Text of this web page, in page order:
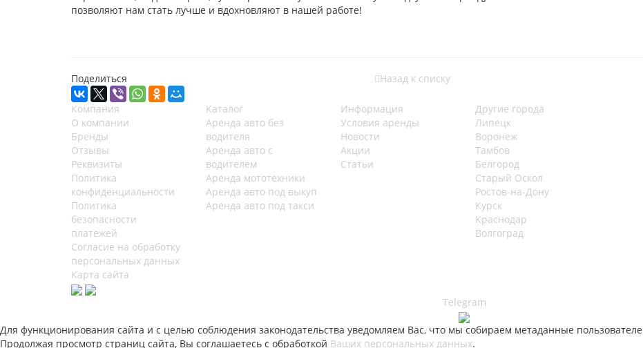
позволяют нам стать лучше и вдохновляют в нашей работе!
Поделиться Назад к списку
Компания
О компании
Бренды
Отзывы
Реквизиты
Политика
конфиденциальности
Политика
безопасности
платежей
Согласие на обработку
персональных данных
Каталог
Аренда авто без
водителя
Аренда авто с
водителем
Аренда мототехники
Аренда авто под выкуп
Аренда авто под такси
Информация
Условия аренды
Новости
Акции
Статьи
Другие города
Липецк
Воронеж
Тамбов
Белгород
Старый Оскол
Ростов-на-Дону
Курск
Краснодар
Волгоград
Карта сайта
Telegram
Для функционирования сайта и с целью соблюдения законодательства уведомляем Вас, что мы собираем метаданные
Продолжая просмотр страниц сайта, Вы соглашаетесь с обработкой Ваших персональных данных.